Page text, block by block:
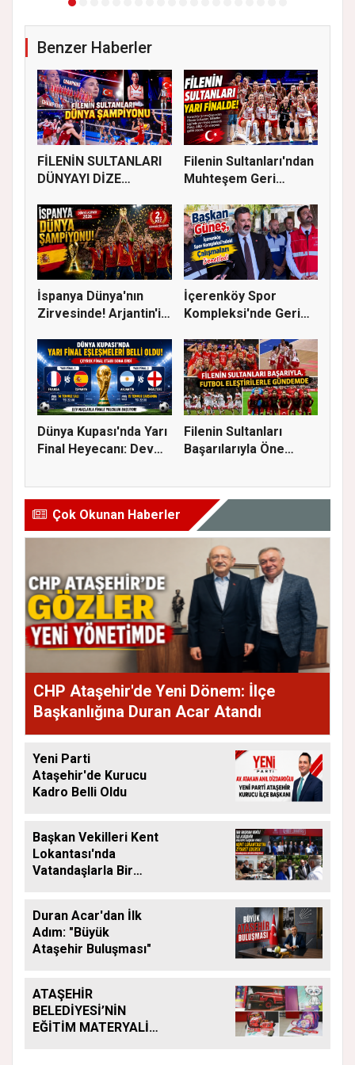
Benzer Haberler
FİLENİN SULTANLARI
DÜNYAYI DİZE
Filenin Sultanları'ndan
Muhteşem Geri
İspanya Dünya'nın
Zirvesinde! Arjantin'i
İçerenköy Spor
Kompleksi'nde Geri
Dünya Kupası'nda Yarı
Final Heyecanı: Dev
Filenin Sultanları
Başarılarıyla Öne
Çok Okunan Haberler
CHP Ataşehir'de Yeni Dönem: İlçe
Başkanlığına Duran Acar Atandı
Yeni Parti
Ataşehir'de Kurucu
Kadro Belli Oldu
Başkan Vekilleri Kent
Lokantası'nda
Vatandaşlarla Bir
Duran Acar'dan İlk
Adım: "Büyük
Ataşehir Buluşması"
ATAŞEHİR
BELEDİYESİ’NİN
EĞİTİM MATERYALİ